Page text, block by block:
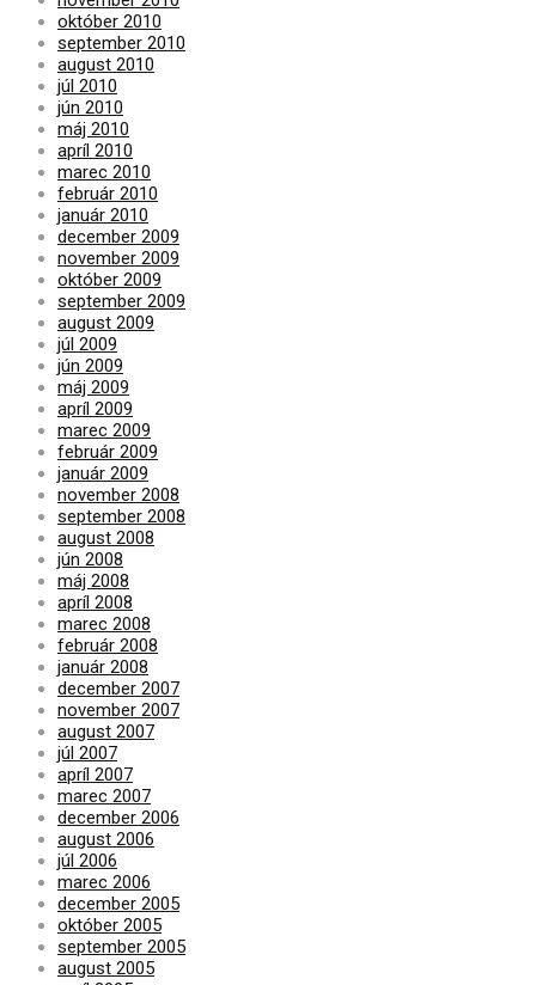
október 2010
september 2010
august 2010
júl 2010
jún 2010
máj 2010
apríl 2010
marec 2010
február 2010
január 2010
december 2009
november 2009
október 2009
september 2009
august 2009
júl 2009
jún 2009
máj 2009
apríl 2009
marec 2009
február 2009
január 2009
november 2008
september 2008
august 2008
jún 2008
máj 2008
apríl 2008
marec 2008
február 2008
január 2008
december 2007
november 2007
august 2007
júl 2007
apríl 2007
marec 2007
december 2006
august 2006
júl 2006
marec 2006
december 2005
október 2005
september 2005
august 2005